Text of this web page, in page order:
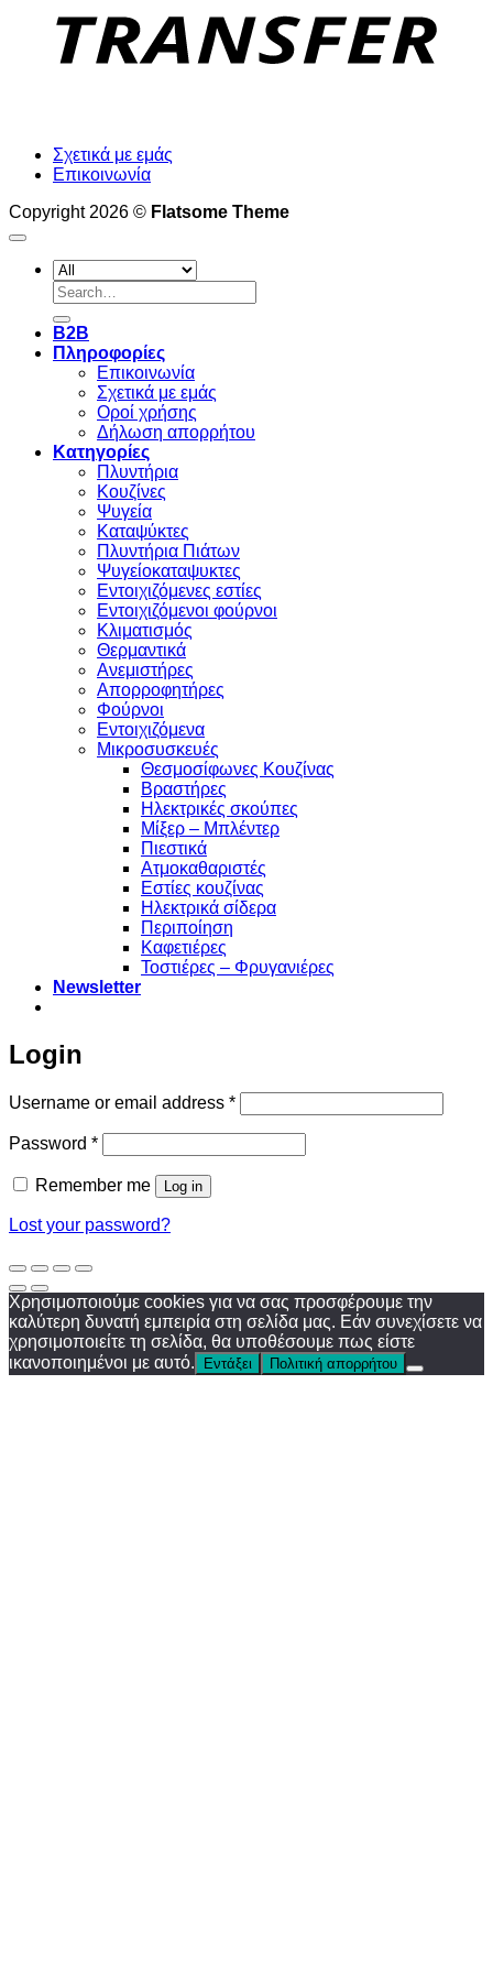
Σχετικά με εμάς
Επικοινωνία
Copyright 2026 © Flatsome Theme
Search
for:
B2B
Πληροφορίες
Επικοινωνία
Σχετικά με εμάς
Οροί χρήσης
Δήλωση απορρήτου
Κατηγορίες
Πλυντήρια
Κουζίνες
Ψυγεία
Καταψύκτες
Πλυντήρια Πιάτων
Ψυγείοκαταψυκτες
Εντοιχιζόμενες εστίες
Εντοιχιζόμενοι φούρνοι
Κλιματισμός
Θερμαντικά
Ανεμιστήρες
Απορροφητήρες
Φούρνοι
Εντoιχιζόμενα
Μικροσυσκευές
Θεσμοσίφωνες Κουζίνας
Βραστήρες
Ηλεκτρικές σκούπες
Μίξερ – Μπλέντερ
Πιεστικά
Ατμοκαθαριστές
Εστίες κουζίνας
Ηλεκτρικά σίδερα
Περιποίηση
Καφετιέρες
Τοστιέρες – Φρυγανιέρες
Newsletter
Login
Username or email address *Required
Password *Required
Remember me Log in
Lost your password?
Χρησιμοποιούμε cookies για να σας προσφέρουμε την
καλύτερη δυνατή εμπειρία στη σελίδα μας. Εάν συνεχίσετε να
χρησιμοποιείτε τη σελίδα, θα υποθέσουμε πως είστε
ικανοποιημένοι με αυτό.
Εντάξει Πολιτική απορρήτου